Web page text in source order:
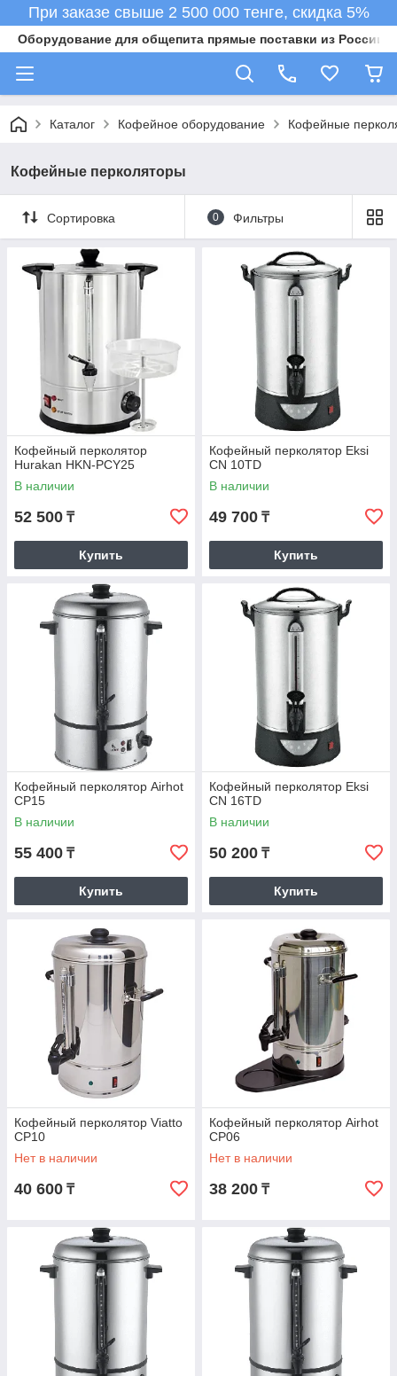
При заказе свыше 2 500 000 тенге, скидка 5%
Оборудование для общепита прямые поставки из России в
Каталог Кофейное оборудование Кофейные
Кофейные перколяторы
Сортировка 0 Фильтры
Кофейный перколятор
Hurakan HKN-PCY25
В наличии
52 500 ₸
Купить
Кофейный перколятор Eksi
CN 10TD
В наличии
49 700 ₸
Купить
Кофейный перколятор Airhot
CP15
В наличии
55 400 ₸
Купить
Кофейный перколятор Eksi
CN 16TD
В наличии
50 200 ₸
Купить
Кофейный перколятор Viatto
CP10
Нет в наличии
40 600 ₸
Кофейный перколятор Airhot
CP06
Нет в наличии
38 200 ₸